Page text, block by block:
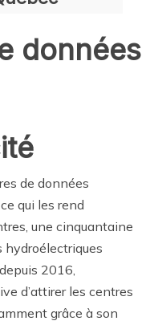
données
de données
qui les rend
une cinquantaine
hydroélectriques
2016,
d’attirer les centres
grâce à son